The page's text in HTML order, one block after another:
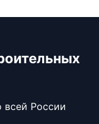
всей России